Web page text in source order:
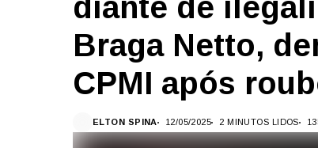
diante de
Braga Netto,
CPMI após
ELTON SPINA 12/05/2025 2 MINUTOS LIDOS